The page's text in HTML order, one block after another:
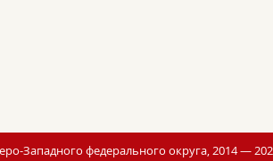
Западного федерального округа, 2014 —